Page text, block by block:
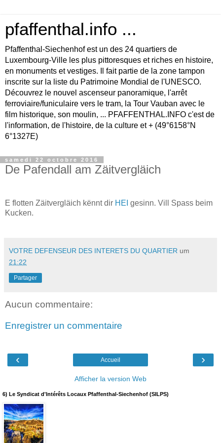
pfaffenthal.info ...
Pfaffenthal-Siechenhof est un des 24 quartiers de
Luxembourg-Ville les plus pittoresques et riches en histoire,
en monuments et vestiges. Il fait partie de la zone tampon
inscrite sur la liste du Patrimoine Mondial de l'UNESCO.
Découvrez le nouvel ascenseur panoramique, l'arrêt
ferroviaire/funiculaire vers le tram, la Tour Vauban avec le
film historique, son moulin, ... PFAFFENTHAL.INFO c'est de
l'information, de l'histoire, de la culture et + (49°6158°N
6°1327E)
samedi 22 octobre 2016
De Pafendall am Zäitvergläich
E flotten Zäitvergläich kënnt dir HEI gesinn. Vill Spass beim
Kucken.
VOTRE DEFENSEUR DES INTERETS DU QUARTIER um
21:22
Partager
Aucun commentaire:
Enregistrer un commentaire
‹ ›
Accueil
Afficher la version Web
6) Le Syndicat d'Intérêts Locaux Pfaffenthal-Siechenhof (SILPS)